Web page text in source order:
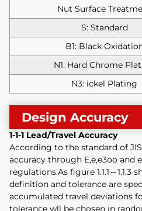
Nut Surface
S: Standard
B1: Black
N1: Hard Chrome
N3: ickel Plating
Design Accuracy
1-1-1 Lead/Travel Accuracy
According to the standard of
accuracy through E,e,e3oo and
regulations.As figure 1.1.1～1.1.3
definition and tolerance are
accumulated travel deviations
tolerance wll be chosen in